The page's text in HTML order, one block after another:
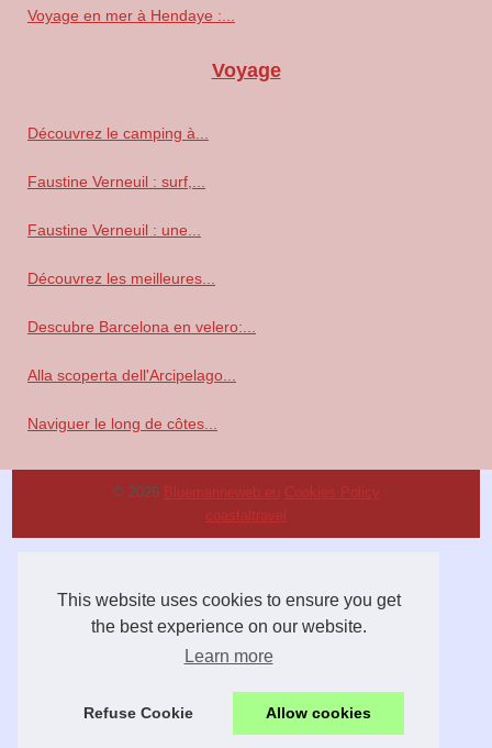
This website uses cookies to ensure you get
the best experience on our website.
Learn more
Refuse Cookie Allow cookies
Voyage en mer à Hendaye :...
Voyage
Découvrez le camping à...
Faustine Verneuil : surf,...
Faustine Verneuil : une...
Découvrez les meilleures...
Descubre Barcelona en velero:...
Alla scoperta dell'Arcipelago...
Naviguer le long de côtes...
© 2026 Bluemarineweb.eu Cookies Policy
coastaltravel